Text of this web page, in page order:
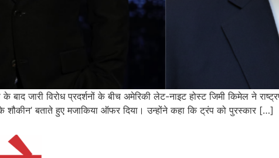
के बाद जारी विरोध प्रदर्शनों के बीच अमेरिकी लेट-नाइट होस्ट जिमी किमेल ने
शौकीन’ बताते हुए मजाकिया ऑफर दिया। उन्होंने कहा कि ट्रंप को पुरस्कार […]